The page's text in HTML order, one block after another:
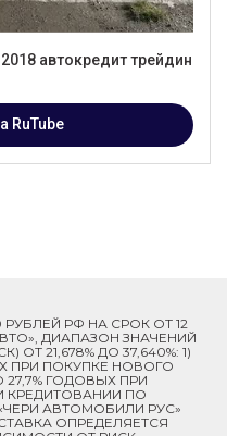
автокредит трейдин
RuTube
РФ НА СРОК ОТ 12
ДИАПАЗОН ЗНАЧЕНИЙ
21,678% ДО 37,640%: 1)
ПРИ ПОКУПКЕ НОВОГО
ГОДОВЫХ ПРИ
КРЕДИТОВАНИИ ПО
АВТОМОБИЛИ РУС»
ОПРЕДЕЛЯЕТСЯ